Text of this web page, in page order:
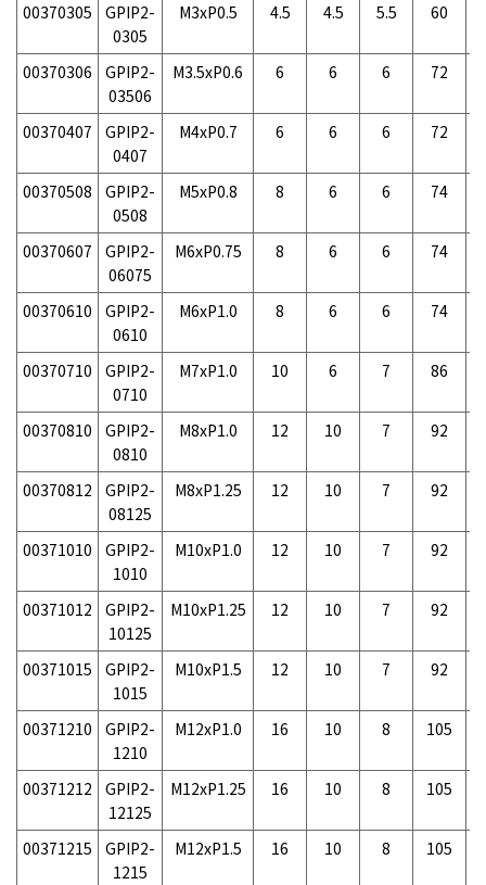
00370305
GPIP2-
0305
M3xP0.5 4.5 4.5 5.5 60
00370306
GPIP2-
03506
M3.5xP0.6 6 6 6 72
00370407
GPIP2-
0407
M4xP0.7 6 6 6 72
00370508
GPIP2-
0508
M5xP0.8 8 6 6 74
00370607
GPIP2-
06075
M6xP0.75 8 6 6 74
00370610
GPIP2-
0610
M6xP1.0 8 6 6 74
00370710
GPIP2-
0710
M7xP1.0 10 6 7 86
00370810
GPIP2-
0810
M8xP1.0 12 10 7 92
00370812
GPIP2-
08125
M8xP1.25 12 10 7 92
00371010
GPIP2-
1010
M10xP1.0 12 10 7 92
00371012
GPIP2-
10125
M10xP1.25 12 10 7 92
00371015
GPIP2-
1015
M10xP1.5 12 10 7 92
00371210
GPIP2-
1210
M12xP1.0 16 10 8 105
00371212
GPIP2-
12125
M12xP1.25 16 10 8 105
00371215
GPIP2-
1215
M12xP1.5 16 10 8 105